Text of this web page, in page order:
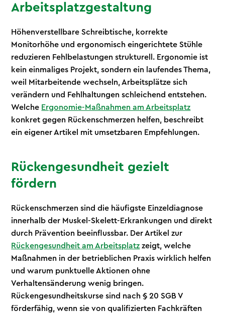
Arbeitsplatzgestaltung
Höhenverstellbare Schreibtische, korrekte
Monitorhöhe und ergonomisch eingerichtete Stühle
reduzieren Fehlbelastungen strukturell. Ergonomie ist
kein einmaliges Projekt, sondern ein laufendes Thema,
weil Mitarbeitende wechseln, Arbeitsplätze sich
verändern und Fehlhaltungen schleichend entstehen.
Welche Ergonomie-Maßnahmen am Arbeitsplatz
konkret gegen Rückenschmerzen helfen, beschreibt
ein eigener Artikel mit umsetzbaren Empfehlungen.
Rückengesundheit gezielt
fördern
Rückenschmerzen sind die häufigste Einzeldiagnose
innerhalb der Muskel-Skelett-Erkrankungen und direkt
durch Prävention beeinflussbar. Der Artikel zur
Rückengesundheit am Arbeitsplatz zeigt, welche
Maßnahmen in der betrieblichen Praxis wirklich helfen
und warum punktuelle Aktionen ohne
Verhaltensänderung wenig bringen.
Rückengesundheitskurse sind nach § 20 SGB V
förderfähig, wenn sie von qualifizierten Fachkräften